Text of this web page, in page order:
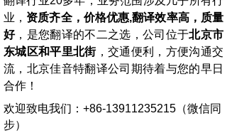
业， 资质齐全，价格优惠,翻译效率高，质量
好，是您翻译的不二之选，公司位于北京市
东城区和平里北街，交通便利，方便沟通交
流，北京佳音特翻译公司期待着与您的早日
合作！
欢迎致电我们： +86-13911235215 （微信同
步）